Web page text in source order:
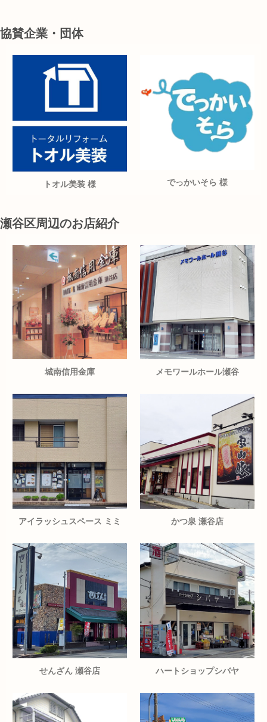
協賛企業・団体
トオル美装 様 でっかいそら 様
瀬谷区周辺のお店紹介
城南信用金庫 メモワールホール瀬谷
アイラッシュスペース ミミ かつ泉 瀬谷店
せんざん 瀬谷店 ハートショップシバヤ